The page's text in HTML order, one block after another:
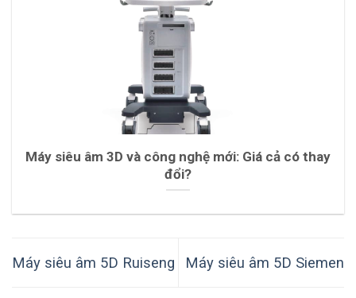
Máy siêu âm 3D và công nghệ mới: Giá cả có thay
đổi?
Máy siêu âm 5D Ruiseng Máy siêu âm 5D Siemen